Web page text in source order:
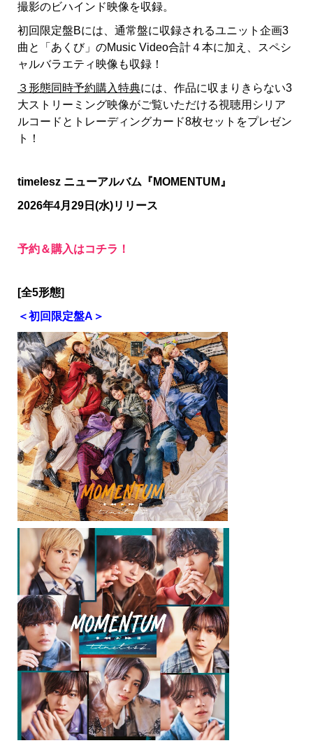
撮影のビハインド映像を収録。
初回限定盤Bには、通常盤に収録されるユニット企画3
曲と「あくび」のMusic Video合計４本に加え、スペシ
ャルバラエティ映像も収録！
３形態同時予約購入特典には、作品に収まりきらない3
大ストリーミング映像がご覧いただける視聴用シリア
ルコードとトレーディングカード8枚セットをプレゼン
ト！
timelesz ニューアルバム『MOMENTUM』
2026年4月29日(水)リリース
予約＆購入はコチラ！
[全5形態]
＜初回限定盤A＞